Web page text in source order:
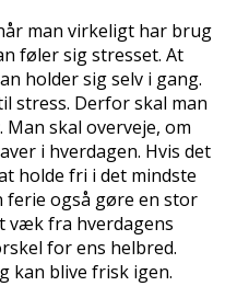
man virkeligt har brug
føler sig stresset. At
holder sig selv i gang.
stress. Derfor skal man
Man skal overveje, om
i hverdagen. Hvis det
holde fri i det mindste
ferie også gøre en stor
væk fra hverdagens
for ens helbred.
kan blive frisk igen.